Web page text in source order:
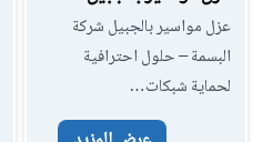
عزل مواسير بالجبيل شركة
البسمة – حلول احترافية
لحماية شبكات…